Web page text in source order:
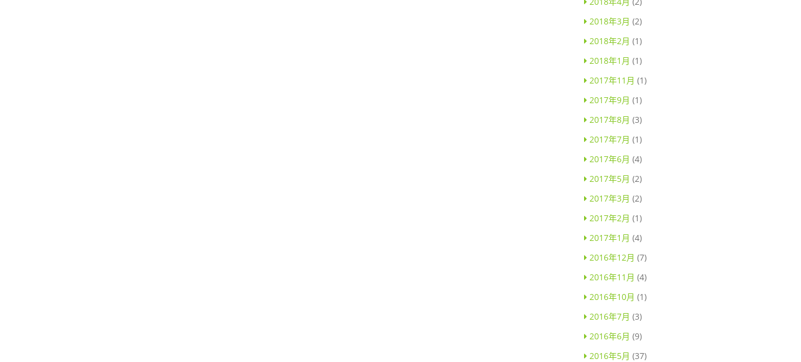
2018年3月 (2)
2018年2月 (1)
2018年1月 (1)
2017年11月 (1)
2017年9月 (1)
2017年8月 (3)
2017年7月 (1)
2017年6月 (4)
2017年5月 (2)
2017年3月 (2)
2017年2月 (1)
2017年1月 (4)
2016年12月 (7)
2016年11月 (4)
2016年10月 (1)
2016年7月 (3)
2016年6月 (9)
2016年5月 (37)